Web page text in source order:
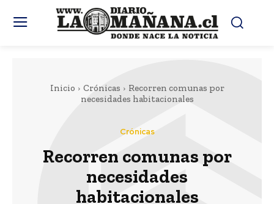
Inicio Crónicas
Recorren comunas por
necesidades habitacionales
Crónicas
Recorren comunas por
necesidades
habitacionales